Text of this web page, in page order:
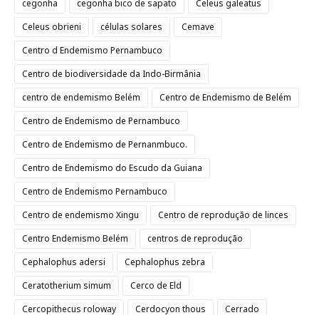
cegonha cegonha bico de sapato
Celeus galeatus
Celeus obrieni
células solares
Cemave
Centro d Endemismo Pernambuco
Centro de biodiversidade da Indo-Birmânia
centro de endemismo Belém
Centro de Endemismo de Belém
Centro de Endemismo de Pernambuco
Centro de Endemismo de Pernanmbuco.
Centro de Endemismo do Escudo da Guiana
Centro de Endemismo Pernambuco
Centro de endemismo Xingu
Centro de reprodução de linces
Centro Endemismo Belém
centros de reprodução
Cephalophus adersi
Cephalophus zebra
Ceratotherium simum
Cerco de Eld
Cercopithecus roloway
Cerdocyon thous
Cerrado